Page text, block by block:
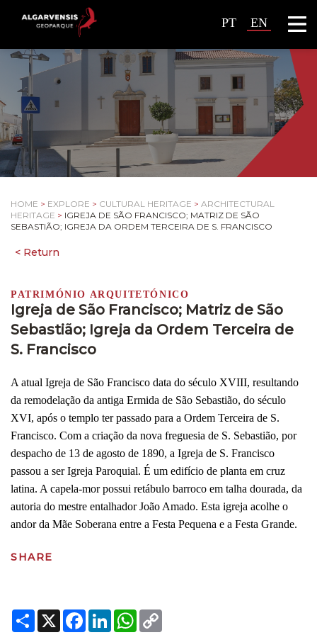
PT EN
HOME > EXPLORE > CULTURAL HERITAGE > ARCHITECTURAL
HERITAGE > IGREJA DE SÃO FRANCISCO; MATRIZ DE SÃO
SEBASTIÃO; IGREJA DA ORDEM TERCEIRA DE S. FRANCISCO
PATRIMÓNIO ARQUITETÓNICO
Igreja de São Francisco; Matriz de São
Sebastião; Igreja da Ordem Terceira de
S. Francisco
A atual Igreja de São Francisco data do século XVIII, resultando
da remodelação da antiga Ermida de São Sebastião, do século
XVI, após o templo ter passado para a Ordem Terceira de S.
Francisco. Com a criação da nova freguesia de S. Sebastião, por
despacho de 13 de agosto de 1890, a Igreja de S. Francisco
passou a ser Igreja Paroquial. É um edifício de planta em cruz
latina. A capela-mor possui retábulo barroco em talha dourada, da
autoria do mestre entalhador João Amado. Esta igreja acolhe o
andor da Mãe Soberana entre a Festa Pequena e a Festa Grande.
SHARE
Share
X Facebook
LinkedInWhatsApp